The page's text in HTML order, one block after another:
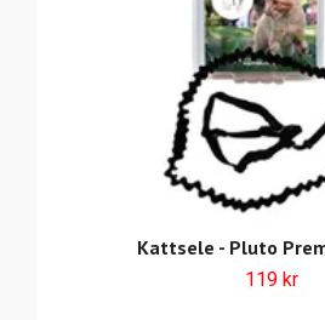
Kattsele - Pluto
119 kr